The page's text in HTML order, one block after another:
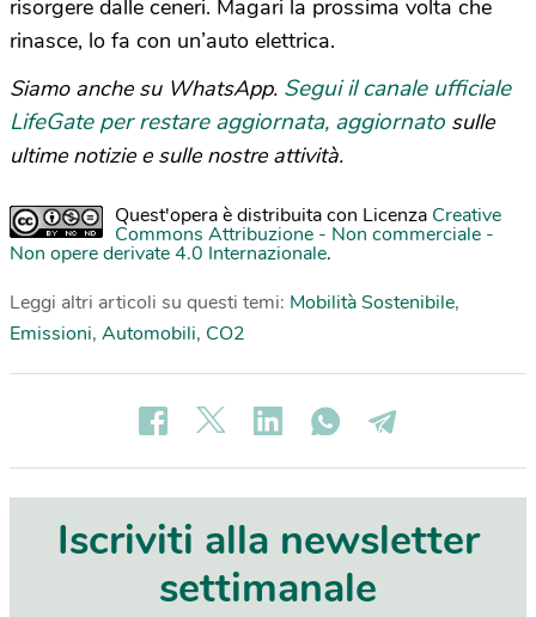
risorgere dalle ceneri. Magari la prossima volta che
rinasce, lo fa con un’auto elettrica.
Siamo anche su WhatsApp. Segui il canale ufficiale
LifeGate per restare aggiornata, aggiornato sulle
ultime notizie e sulle nostre attività.
Quest'opera è distribuita con Licenza Creative
Commons Attribuzione - Non commerciale -
Non opere derivate 4.0 Internazionale.
Leggi altri articoli su questi temi: Mobilità Sostenibile,
Emissioni, Automobili, CO2
Iscriviti alla newsletter
settimanale